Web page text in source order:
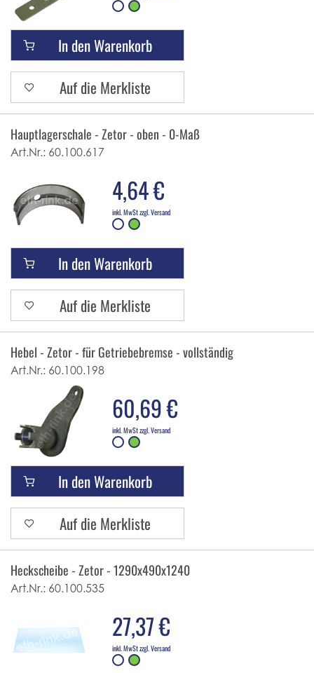
In den Warenkorb
Auf die Merkliste
Hauptlagerschale - Zetor - oben - 0-Maß
Art.Nr.: 60.100.617
4,64 €
inkl. MwSt zzgl. Versand
In den Warenkorb
Auf die Merkliste
Hebel - Zetor - für Getriebebremse - vollständig
Art.Nr.: 60.100.198
60,69 €
inkl. MwSt zzgl. Versand
In den Warenkorb
Auf die Merkliste
Heckscheibe - Zetor - 1290x490x1240
Art.Nr.: 60.100.535
27,37 €
inkl. MwSt zzgl. Versand